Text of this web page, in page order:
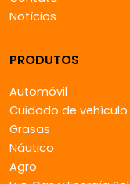
Notícias
PRODUTOS
Automóvil
Cuidado de vehículo
Grasas
Náutico
Agro